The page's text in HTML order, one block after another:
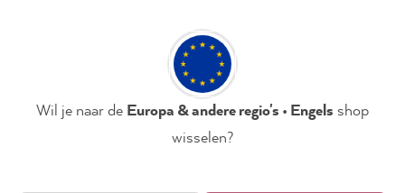
akkoord (op elk moment herroepbaar) met deze
Privacybeleid Colofon Instellen
Verified Customer
MissPompadour Beige mit Milchkaffee - Der Alles
Wil je naar de Europa & andere regio's • Engels shop
wisselen?